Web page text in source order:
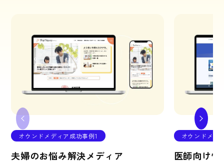
オウンドメディア成功事例1
夫婦のお悩み解決メディア
オウンドメデ
医師向け